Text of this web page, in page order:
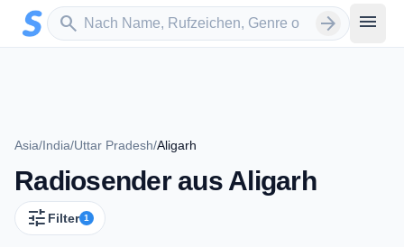
Zum Hauptinhalt springen
search
Sender suchen arrow_forward menu
Asia/India/Uttar Pradesh/Aligarh
Radiosender aus Aligarh
tune Filter 1